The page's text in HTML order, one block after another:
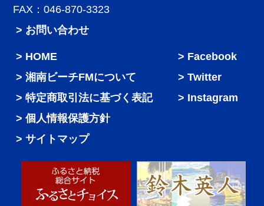
FAX：046-870-3323
> お問い合わせ
HOME
湘南ビーチFMについて
特定商取引法に基づく表記
個人情報保護方針
サイトマップ
Facebook
Twitter
Instagram